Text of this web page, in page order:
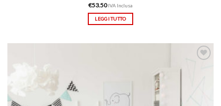
Valutato
5.00su 5
€53.50 IVA Inclusa
LEGGI TUTTO